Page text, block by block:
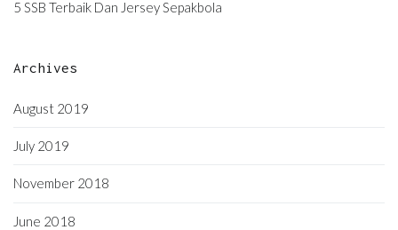
5 SSB Terbaik Dan Jersey Sepakbola
Archives
August 2019
July 2019
November 2018
June 2018